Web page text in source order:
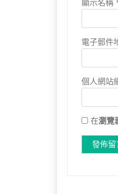
顯示名稱
電子郵件
個人網站
在瀏覽